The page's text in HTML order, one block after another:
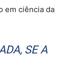
em ciência da
SE A